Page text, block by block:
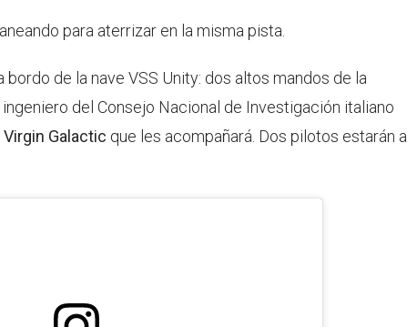
para aterrizar en la misma pista.
bordo de la nave VSS Unity: dos altos mandos de la
ingeniero del Consejo Nacional de Investigación italiano
Virgin Galactic que les acompañará. Dos pilotos estarán a